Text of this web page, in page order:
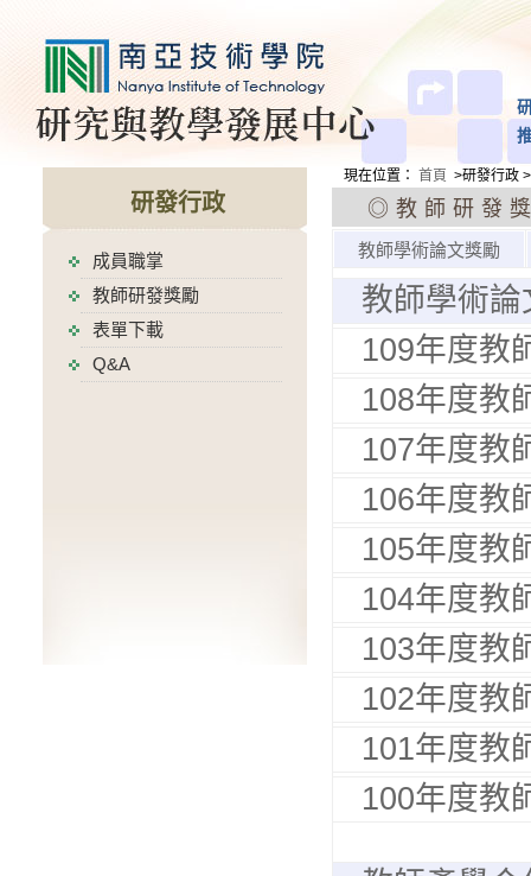
研發行政
成員職掌
教師研發獎勵
表單下載
Q&A
現在位置 ： 首頁 >研發行政
◎教師研發
教師學術論文獎勵
教師學術論
109年度教
108年度教
107年度教
106年度教
105年度教
104年度教
103年度教
102年度教
101年度教
100年度教